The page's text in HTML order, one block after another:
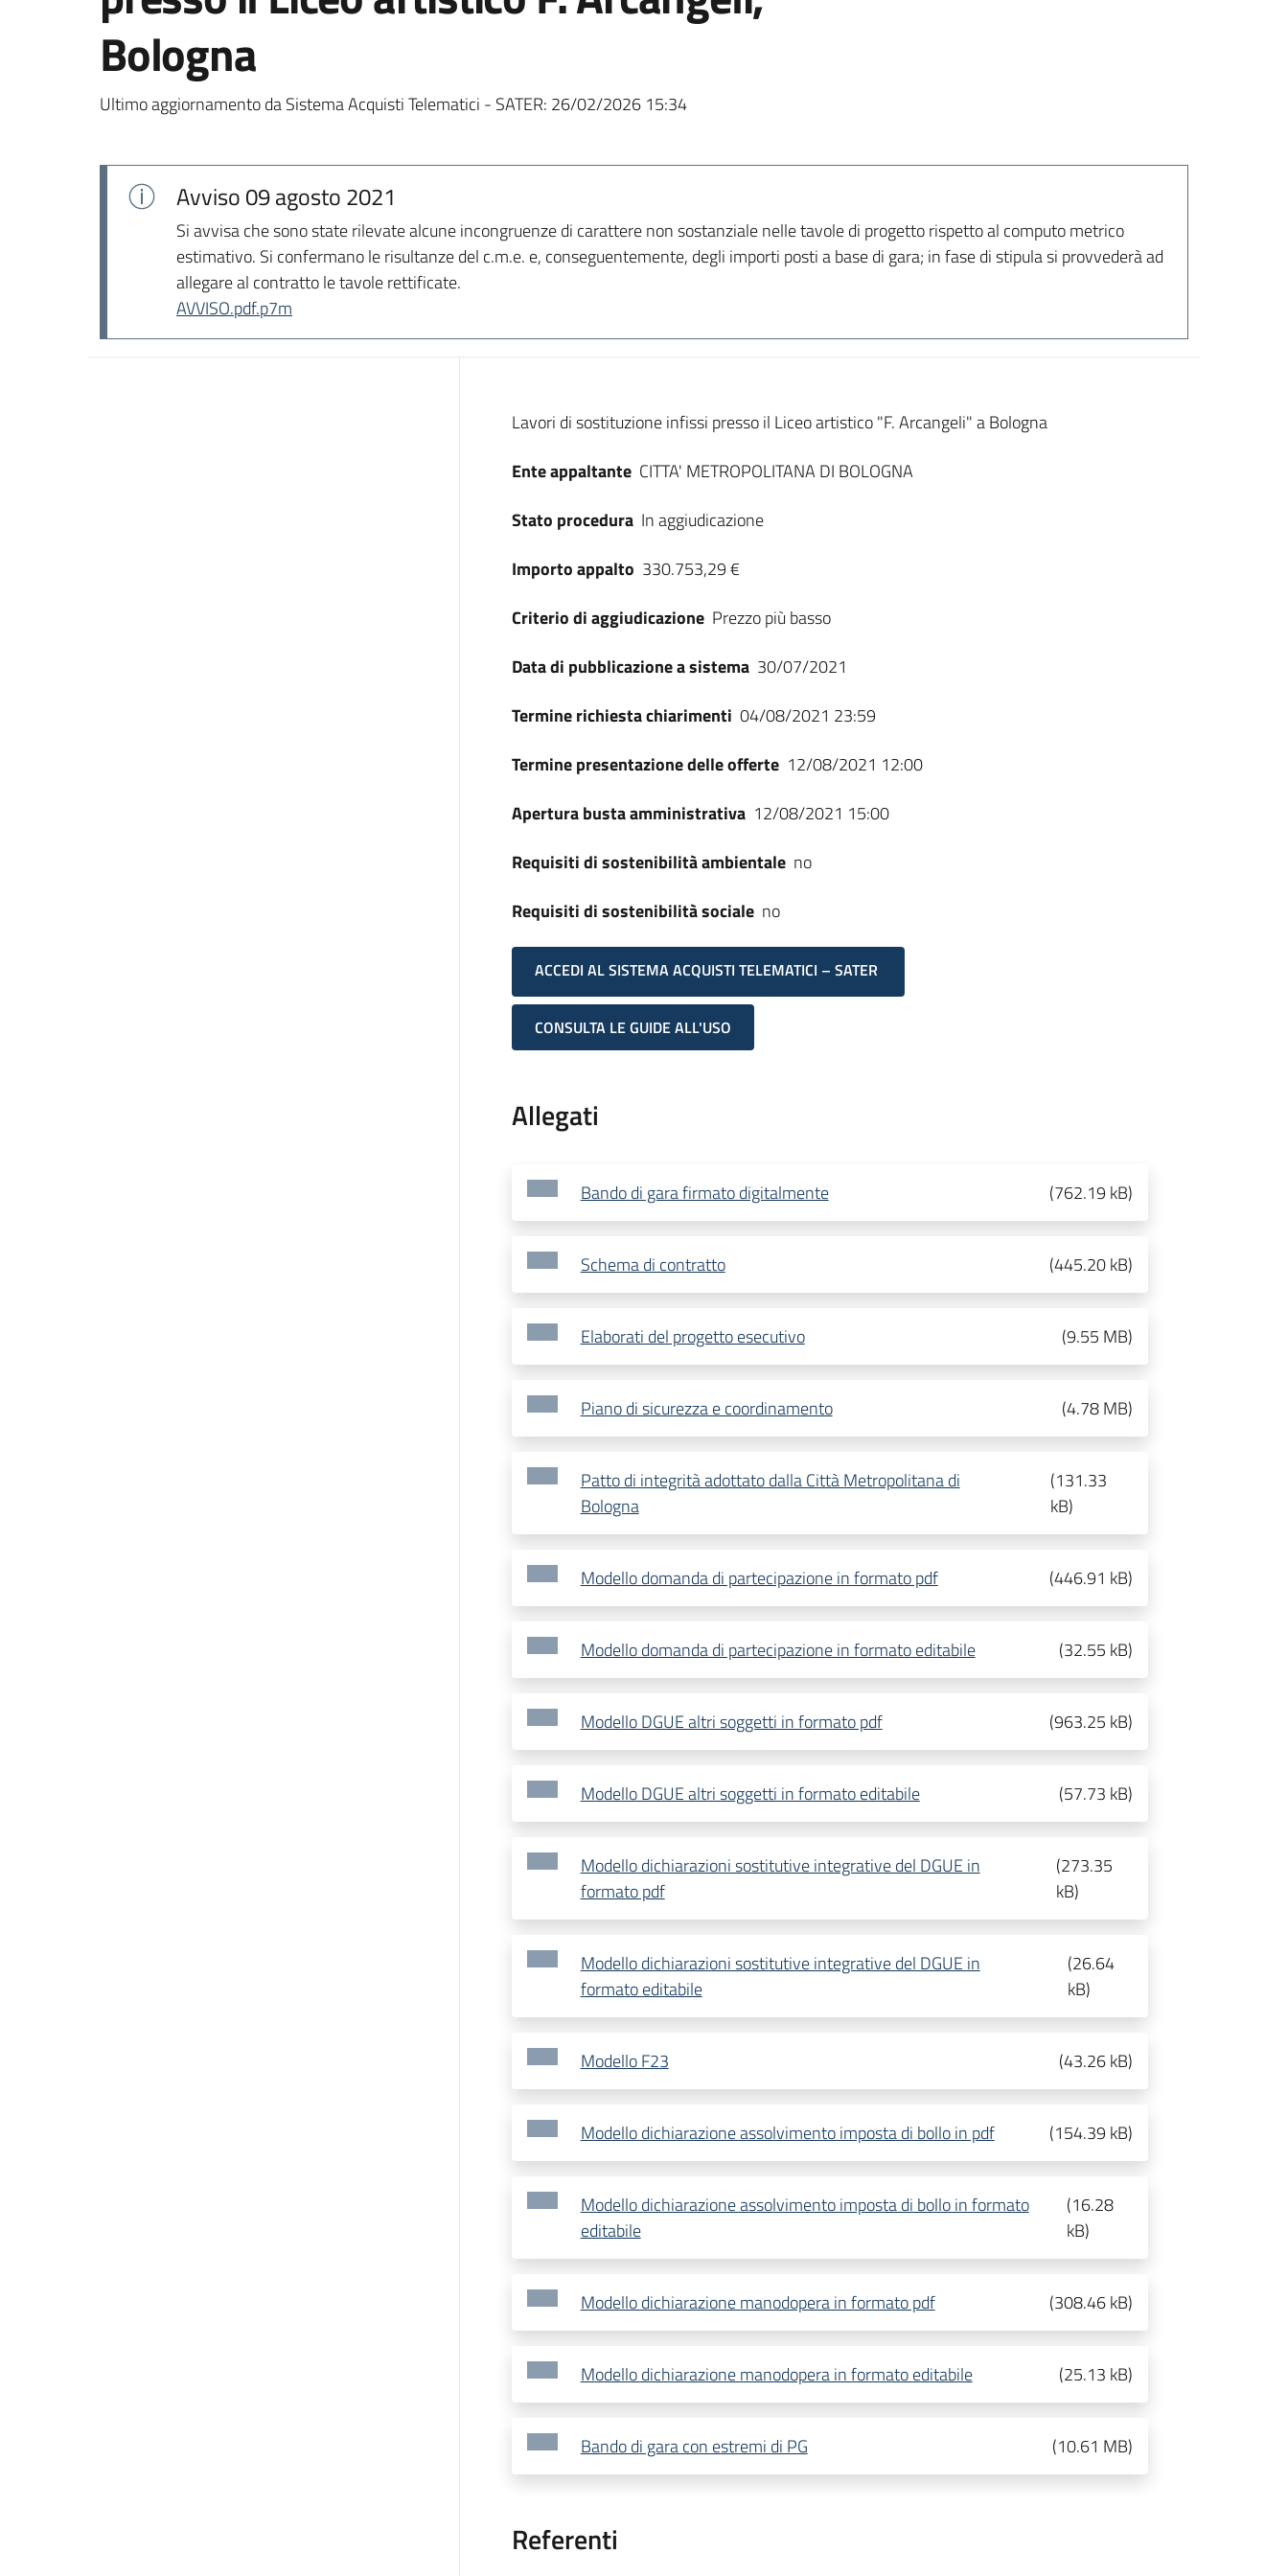
Bologna
Ultimo aggiornamento da Sistema Acquisti Telematici - SATER: 26/02/2026 15:34
Avviso09 agosto 2021
Si avvisa che sono state rilevate alcune incongruenze di carattere non sostanziale nelle tavole di progetto rispetto al computo metrico
estimativo. Si confermano le risultanze del c.m.e. e, conseguentemente, degli importi posti a base di gara; in fase di stipula si provvederà ad
allegare al contratto le tavole rettificate.
AVVISO.pdf.p7m
Dati del bando
Lavori di sostituzione infissi presso il Liceo artistico "F. Arcangeli" a Bologna
Ente appaltante CITTA' METROPOLITANA DI BOLOGNA
Stato procedura In aggiudicazione
Importo appalto 330.753,29 €
Criterio di aggiudicazione Prezzo più basso
Data di pubblicazione a sistema 30/07/2021
Termine richiesta chiarimenti 04/08/2021 23:59
Termine presentazione delle offerte 12/08/2021 12:00
Apertura busta amministrativa 12/08/2021 15:00
Requisiti di sostenibilità ambientale no
Requisiti di sostenibilità sociale no
ACCEDI AL SISTEMA ACQUISTI TELEMATICI – SATER
CONSULTA LE GUIDE ALL'USO
Allegati
Bando di gara firmato digitalmente (762.19 kB)
Schema di contratto (445.20 kB)
Elaborati del progetto esecutivo (9.55 MB)
Piano di sicurezza e coordinamento (4.78 MB)
Patto di integrità adottato dalla Città Metropolitana di
Bologna
(131.33
kB)
Modello domanda di partecipazione in formato pdf (446.91 kB)
Modello domanda di partecipazione in formato editabile (32.55 kB)
Modello DGUE altri soggetti in formato pdf (963.25 kB)
Modello DGUE altri soggetti in formato editabile (57.73 kB)
Modello dichiarazioni sostitutive integrative del DGUE in
formato pdf
(273.35
kB)
Modello dichiarazioni sostitutive integrative del DGUE in
formato editabile
(26.64
kB)
Modello F23 (43.26 kB)
Modello dichiarazione assolvimento imposta di bollo in pdf (154.39 kB)
Modello dichiarazione assolvimento imposta di bollo in formato
editabile
(16.28
kB)
Modello dichiarazione manodopera in formato pdf (308.46 kB)
Modello dichiarazione manodopera in formato editabile (25.13 kB)
Bando di gara con estremi di PG (10.61 MB)
Referenti